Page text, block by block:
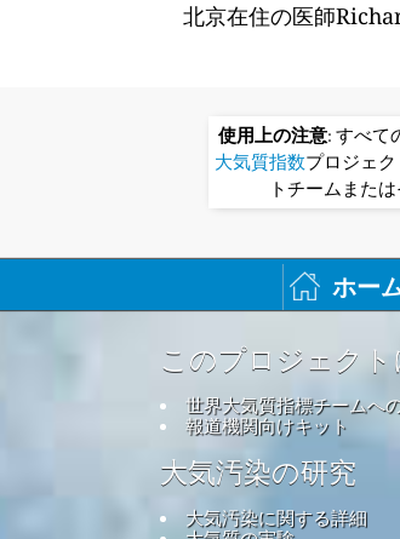
北京在住の医師
使用上の注意: すべて
大気質指数プロジェ
トチームまた
ホー
このプロジェクト
世界大気質指標チームへ
報道機関向けキット
大気汚染の研究
大気汚染に関する詳細